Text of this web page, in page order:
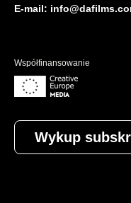
E-mail:
Współfinansowanie
Wykup